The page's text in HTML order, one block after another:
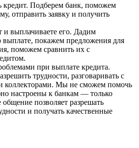
кредит. Подберем банк, поможем
отправить заявку и получить
и выплачиваете его. Дадим
выплате, покажем предложения для
поможем сравнить их с
при выплате кредита.
трудности, разговаривать с
коллекторами. Мы не сможем помочь
настроены к банкам — только
общение позволяет разрешать
и получать качественные